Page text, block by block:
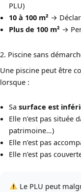
PLU)
10 à 100 m² →
Plus de 100 m² →
2. Piscine sans
Une piscine peut être
lorsque :
Sa surface est
Elle n’est pas située
patrimoine…)
Elle n’est pas
Elle n’est pas
Le PLU peut